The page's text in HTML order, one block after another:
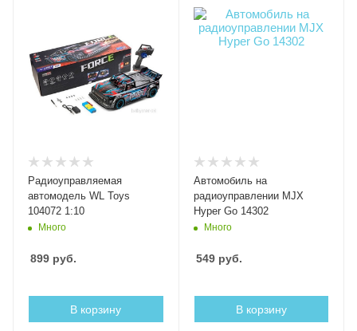
Радиоуправляемая
автомодель WL Toys
104072 1:10
Много
899 руб.
В корзину
Автомобиль на
радиоуправлении MJX
Hyper Go 14302
Много
549руб.
В корзину